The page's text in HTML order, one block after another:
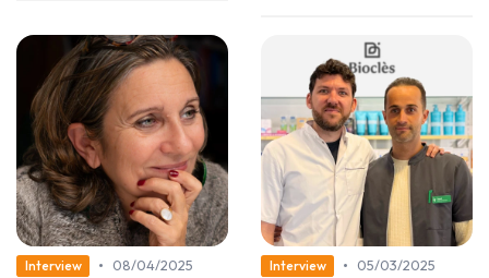
Interview •
08/04/2025
Interview •
05/03/2025